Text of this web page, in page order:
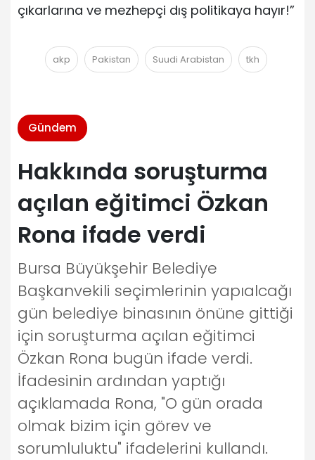
çıkarlarına ve mezhepçi dış politikaya hayır!”
akp Pakistan Suudi Arabistan tkh
Gündem
Hakkında soruşturma
açılan eğitimci Özkan
Rona ifade verdi
Bursa Büyükşehir Belediye
Başkanvekili seçimlerinin yapıalcağı
gün belediye binasının önüne gittiği
için soruşturma açılan eğitimci
Özkan Rona bugün ifade verdi.
İfadesinin ardından yaptığı
açıklamada Rona, "O gün orada
olmak bizim için görev ve
sorumluluktu" ifadelerini kullandı.